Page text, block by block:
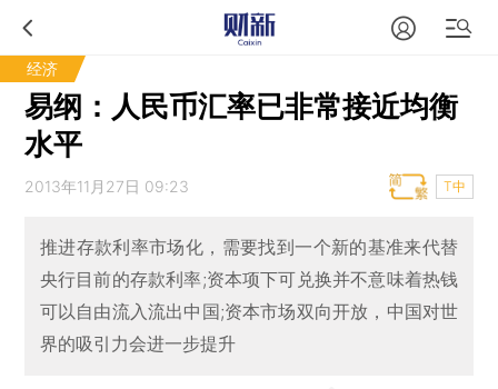
经济
易纲：人民币汇率已非常接近均衡
水平
2013年11月27日 09:23 T中
推进存款利率市场化，需要找到一个新的基准来代替
央行目前的存款利率;资本项下可兑换并不意味着热钱
可以自由流入流出中国;资本市场双向开放，中国对世
界的吸引力会进一步提升